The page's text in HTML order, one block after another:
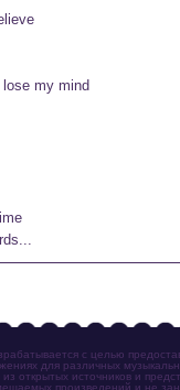
my mind
с целью
для различных
открытых источников и